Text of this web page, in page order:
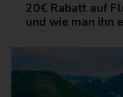
20€ Rabatt auf
und wie man ihn